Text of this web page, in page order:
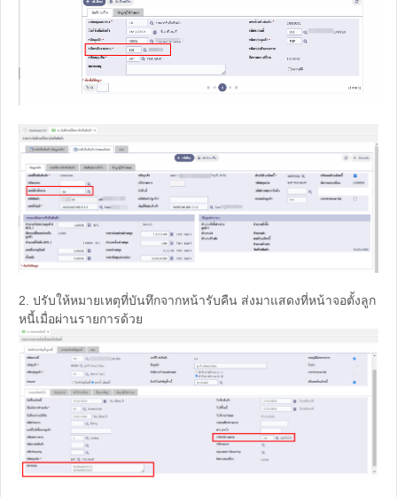
2. ปรับให้หมายเหตุที่บันทึกจากหน้ารับคืน ส่งมาแสดงที่หน้าจอตั้งลูก
หนี้เมื่อผ่านรายการด้วย